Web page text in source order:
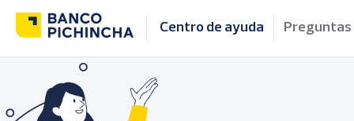
Centro de ayuda